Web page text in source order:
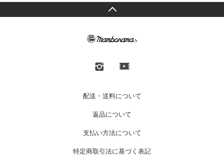
配送・送料について
返品について
支払い方法について
特定商取引法に基づく表記